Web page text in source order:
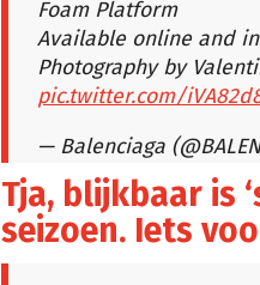
Foam Platform
Available online and
Photography by
pic.twitter.com/
— Balenciaga
Tja, blijkbaar is
seizoen. Iets